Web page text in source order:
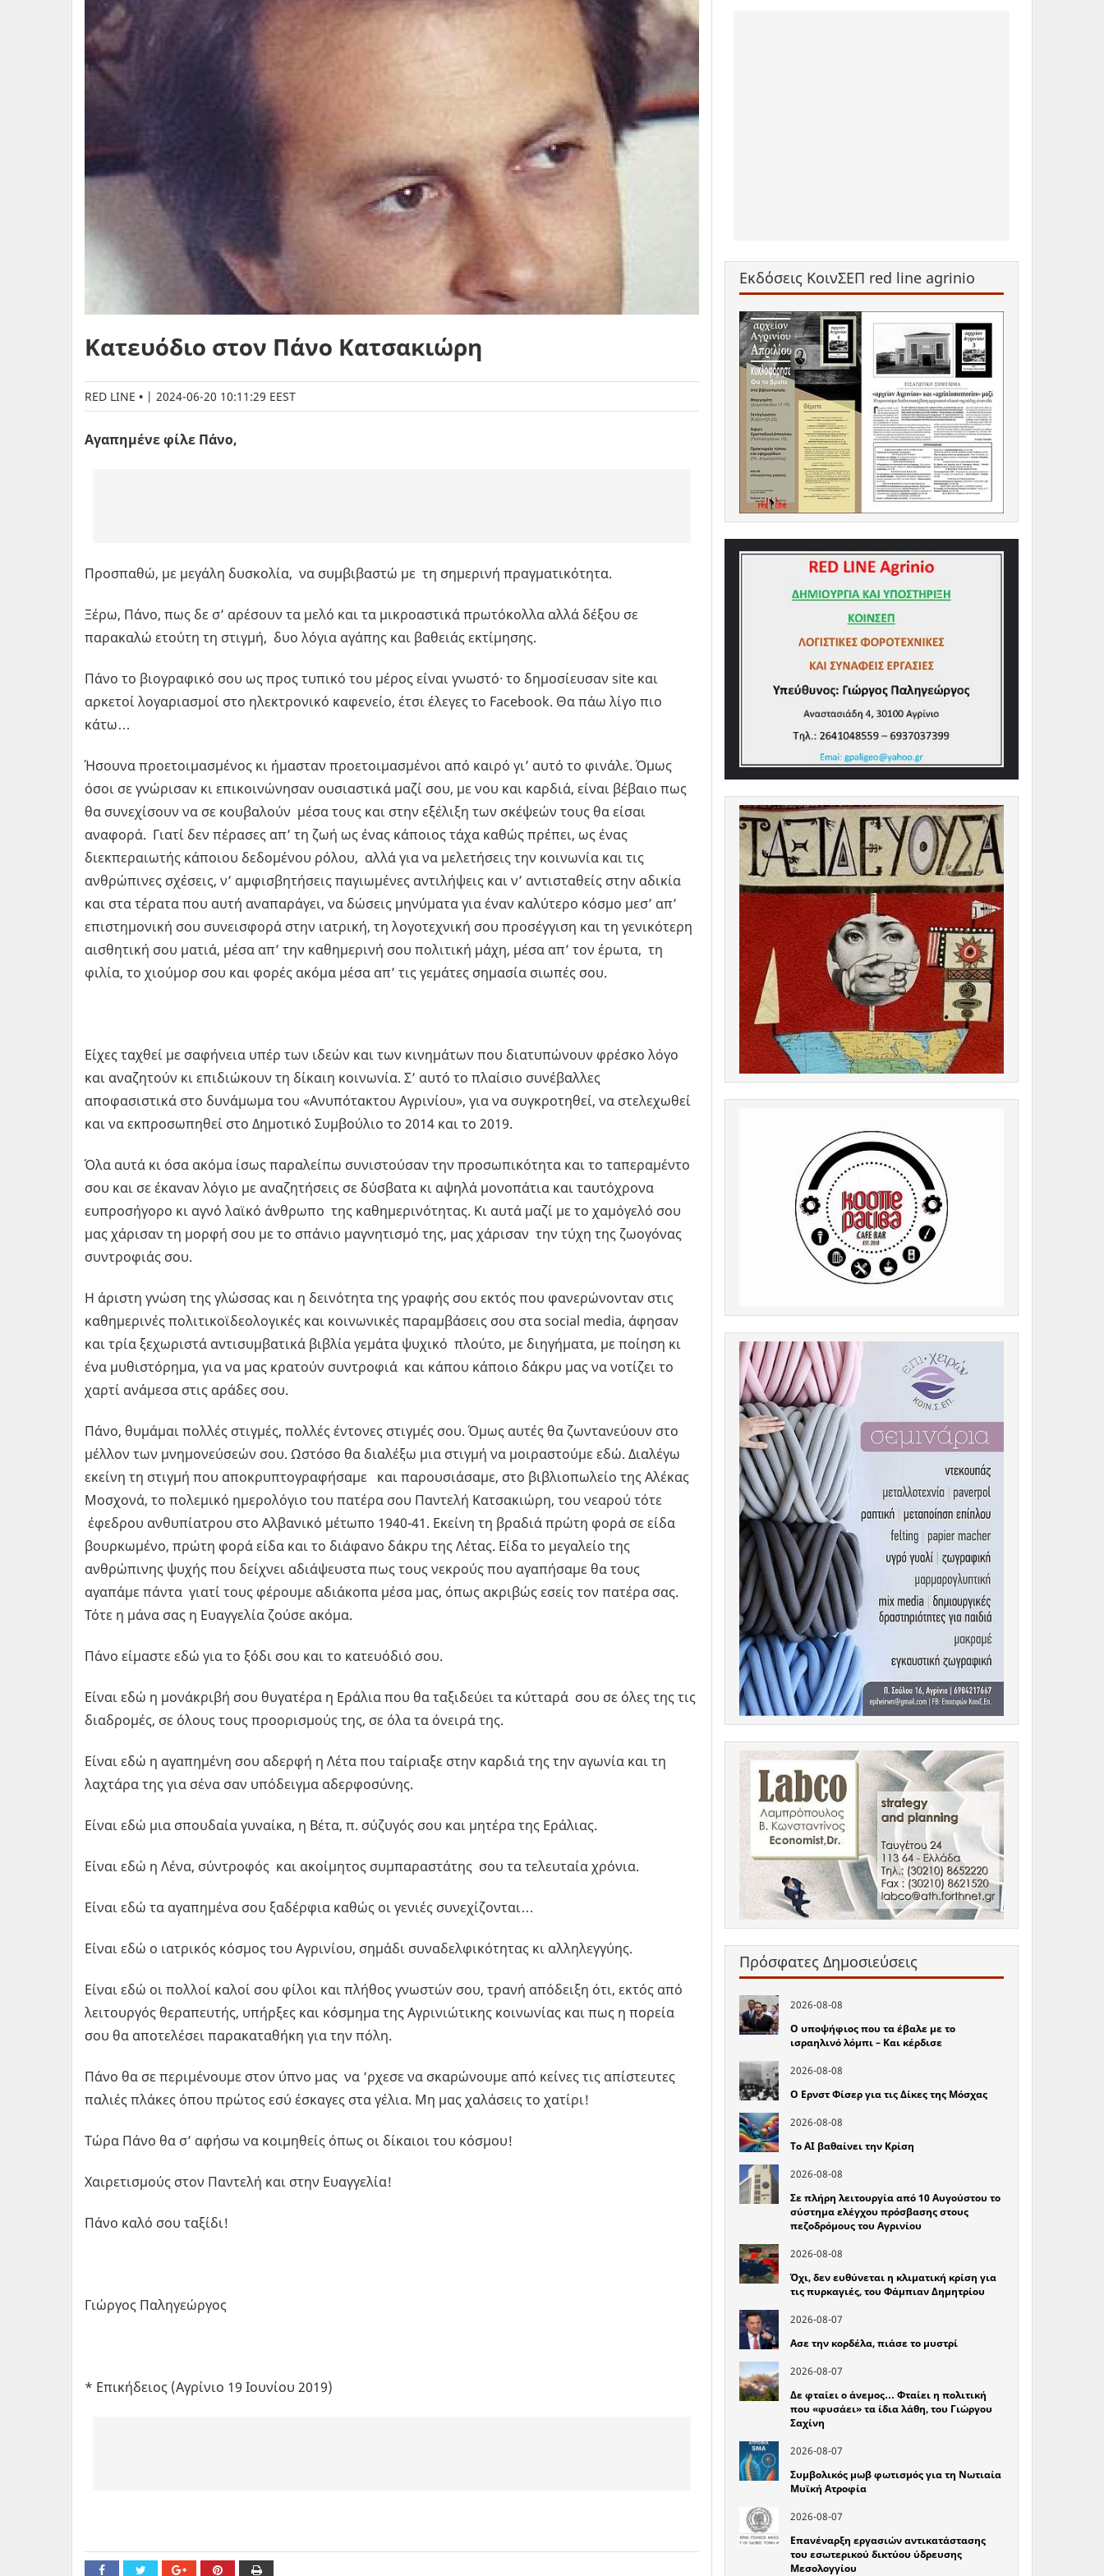
Κατευόδιο στον Πάνο Κατσακιώρη
RED LINE | 2024-06-20 10:11:29 EEST
Αγαπημένε φίλε Πάνο,
Προσπαθώ, με μεγάλη δυσκολία, να συμβιβαστώ με τη σημερινή πραγματικότητα.
Ξέρω, Πάνο, πως δε σ’ αρέσουν τα μελό και τα μικροαστικά πρωτόκολλα αλλά δέξου σε
παρακαλώ ετούτη τη στιγμή, δυο λόγια αγάπης και βαθειάς εκτίμησης.
Πάνο το βιογραφικό σου ως προς τυπικό του μέρος είναι γνωστό· το δημοσίευσαν site και
αρκετοί λογαριασμοί στο ηλεκτρονικό καφενείο, έτσι έλεγες το Facebook. Θα πάω λίγο πιο
κάτω…
Ήσουνα προετοιμασμένος κι ήμασταν προετοιμασμένοι από καιρό γι’ αυτό το φινάλε. Όμως
όσοι σε γνώρισαν κι επικοινώνησαν ουσιαστικά μαζί σου, με νου και καρδιά, είναι βέβαιο πως
θα συνεχίσουν να σε κουβαλούν μέσα τους και στην εξέλιξη των σκέψεών τους θα είσαι
αναφορά. Γιατί δεν πέρασες απ’ τη ζωή ως ένας κάποιος τάχα καθώς πρέπει, ως ένας
διεκπεραιωτής κάποιου δεδομένου ρόλου, αλλά για να μελετήσεις την κοινωνία και τις
ανθρώπινες σχέσεις, ν’ αμφισβητήσεις παγιωμένες αντιλήψεις και ν’ αντισταθείς στην αδικία
και στα τέρατα που αυτή αναπαράγει, να δώσεις μηνύματα για έναν καλύτερο κόσμο μεσ’ απ’
επιστημονική σου συνεισφορά στην ιατρική, τη λογοτεχνική σου προσέγγιση και τη γενικότερη
αισθητική σου ματιά, μέσα απ’ την καθημερινή σου πολιτική μάχη, μέσα απ’ τον έρωτα, τη
φιλία, το χιούμορ σου και φορές ακόμα μέσα απ’ τις γεμάτες σημασία σιωπές σου.
Είχες ταχθεί με σαφήνεια υπέρ των ιδεών και των κινημάτων που διατυπώνουν φρέσκο λόγο
και αναζητούν κι επιδιώκουν τη δίκαιη κοινωνία. Σ’ αυτό το πλαίσιο συνέβαλλες
αποφασιστικά στο δυνάμωμα του «Ανυπότακτου Αγρινίου», για να συγκροτηθεί, να στελεχωθεί
και να εκπροσωπηθεί στο Δημοτικό Συμβούλιο το 2014 και το 2019.
Όλα αυτά κι όσα ακόμα ίσως παραλείπω συνιστούσαν την προσωπικότητα και το ταπεραμέντο
σου και σε έκαναν λόγιο με αναζητήσεις σε δύσβατα κι αψηλά μονοπάτια και ταυτόχρονα
ευπροσήγορο κι αγνό λαϊκό άνθρωπο της καθημερινότητας. Κι αυτά μαζί με το χαμόγελό σου
μας χάρισαν τη μορφή σου με το σπάνιο μαγνητισμό της, μας χάρισαν την τύχη της ζωογόνας
συντροφιάς σου.
Η άριστη γνώση της γλώσσας και η δεινότητα της γραφής σου εκτός που φανερώνονταν στις
καθημερινές πολιτικοϊδεολογικές και κοινωνικές παραμβάσεις σου στα social media, άφησαν
και τρία ξεχωριστά αντισυμβατικά βιβλία γεμάτα ψυχικό πλούτο, με διηγήματα, με ποίηση κι
ένα μυθιστόρημα, για να μας κρατούν συντροφιά και κάπου κάποιο δάκρυ μας να νοτίζει το
χαρτί ανάμεσα στις αράδες σου.
Πάνο, θυμάμαι πολλές στιγμές, πολλές έντονες στιγμές σου. Όμως αυτές θα ζωντανεύουν στο
μέλλον των μνημονεύσεών σου. Ωστόσο θα διαλέξω μια στιγμή να μοιραστούμε εδώ. Διαλέγω
εκείνη τη στιγμή που αποκρυπτογραφήσαμε και παρουσιάσαμε, στο βιβλιοπωλείο της Αλέκας
Μοσχονά, το πολεμικό ημερολόγιο του πατέρα σου Παντελή Κατσακιώρη, του νεαρού τότε
έφεδρου ανθυπίατρου στο Αλβανικό μέτωπο 1940-41. Εκείνη τη βραδιά πρώτη φορά σε είδα
βουρκωμένο, πρώτη φορά είδα και το διάφανο δάκρυ της Λέτας. Είδα το μεγαλείο της
ανθρώπινης ψυχής που δείχνει αδιάψευστα πως τους νεκρούς που αγαπήσαμε θα τους
αγαπάμε πάντα γιατί τους φέρουμε αδιάκοπα μέσα μας, όπως ακριβώς εσείς τον πατέρα σας.
Τότε η μάνα σας η Ευαγγελία ζούσε ακόμα.
Πάνο είμαστε εδώ για το ξόδι σου και το κατευόδιό σου.
Είναι εδώ η μονάκριβή σου θυγατέρα η Εράλια που θα ταξιδεύει τα κύτταρά σου σε όλες της τις
διαδρομές, σε όλους τους προορισμούς της, σε όλα τα όνειρά της.
Είναι εδώ η αγαπημένη σου αδερφή η Λέτα που ταίριαξε στην καρδιά της την αγωνία και τη
λαχτάρα της για σένα σαν υπόδειγμα αδερφοσύνης.
Είναι εδώ μια σπουδαία γυναίκα, η Βέτα, π. σύζυγός σου και μητέρα της Εράλιας.
Είναι εδώ η Λένα, σύντροφός και ακοίμητος συμπαραστάτης σου τα τελευταία χρόνια.
Είναι εδώ τα αγαπημένα σου ξαδέρφια καθώς οι γενιές συνεχίζονται…
Είναι εδώ ο ιατρικός κόσμος του Αγρινίου, σημάδι συναδελφικότητας κι αλληλεγγύης.
Είναι εδώ οι πολλοί καλοί σου φίλοι και πλήθος γνωστών σου, τρανή απόδειξη ότι, εκτός από
λειτουργός θεραπευτής, υπήρξες και κόσμημα της Αγρινιώτικης κοινωνίας και πως η πορεία
σου θα αποτελέσει παρακαταθήκη για την πόλη.
Πάνο θα σε περιμένουμε στον ύπνο μας να ‘ρχεσε να σκαρώνουμε από κείνες τις απίστευτες
παλιές πλάκες όπου πρώτος εσύ έσκαγες στα γέλια. Μη μας χαλάσεις το χατίρι!
Τώρα Πάνο θα σ’ αφήσω να κοιμηθείς όπως οι δίκαιοι του κόσμου!
Χαιρετισμούς στον Παντελή και στην Ευαγγελία!
Πάνο καλό σου ταξίδι!
Γιώργος Παληγεώργος
* Επικήδειος (Αγρίνιο 19 Ιουνίου 2019)
Εκδόσεις ΚοινΣΕΠ red line agrinio
Πρόσφατες Δημοσιεύσεις
2026-08-08
Ο υποψήφιος που τα έβαλε με το
ισραηλινό λόμπι – Και κέρδισε
2026-08-08
Ο Ερνστ Φίσερ για τις Δίκες της Μόσχας
2026-08-08
Το ΑΙ βαθαίνει την Κρίση
2026-08-08
Σε πλήρη λειτουργία από 10 Αυγούστου το
σύστημα ελέγχου πρόσβασης στους
πεζοδρόμους του Αγρινίου
2026-08-08
Όχι, δεν ευθύνεται η κλιματική κρίση για
τις πυρκαγιές, του Φάμπιαν Δημητρίου
2026-08-07
Ασε την κορδέλα, πιάσε το μυστρί
2026-08-07
Δε φταίει ο άνεμος… Φταίει η πολιτική
που «φυσάει» τα ίδια λάθη, του Γιώργου
Σαχίνη
2026-08-07
Συμβολικός μωβ φωτισμός για τη Νωτιαία
Μυϊκή Ατροφία
2026-08-07
Επανέναρξη εργασιών αντικατάστασης
του εσωτερικού δικτύου ύδρευσης
Μεσολογγίου